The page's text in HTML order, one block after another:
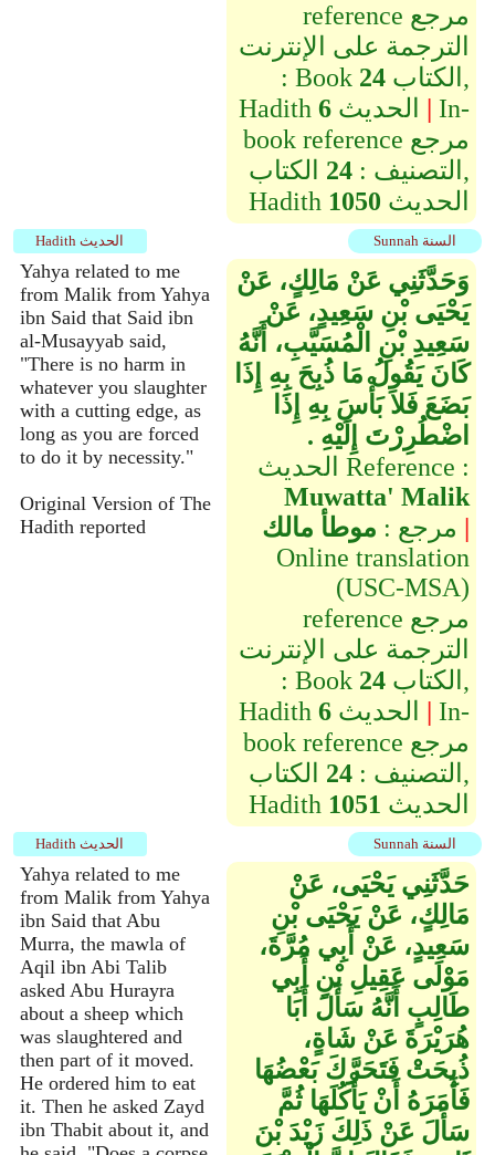
reference مرجع
الترجمة على الإنترنت
: Book 24الكتاب,
Hadith 6 | In-
book reference مرجع
التصنيف :24 الكتاب,
Hadith 1050 الحديث
Sunnah السنة Hadith الحديث
Yahya related to me
from Malik from Yahya
ibn Said that Said ibn
al-Musayyab said,
"There is no harm in
whatever you slaughter
with a cutting edge, as
long as you are forced
to do it by necessity."
Original Version of The
Hadith reported
وَحَدَّثَنِي عَنْ مَالِكٍ، عَنْ
يَحْيَى بْنِ سَعِيدٍ، عَنْ
سَعِيدِ بْنِ الْمُسَيَّبِ، أَنَّهُ
كَانَ يَقُولُ مَا ذُبِحَ بِهِ إِذَا
بَضَعَ فَلاَ بَأْسَ بِهِ إِذَا
اضْطُرِرْتَ إِلَيْهِ ‏.‏
الحديث Reference :
Muwatta' Malik
مرجع : موطأ مالك
|
Online translation
(USC-MSA)
reference مرجع
الترجمة على الإنترنت
: Book 24الكتاب,
Hadith 6 | In-
book reference مرجع
التصنيف :24 الكتاب,
Hadith 1051 الحديث
Sunnah السنة Hadith الحديث
Yahya related to me
from Malik from Yahya
ibn Said that Abu
Murra, the mawla of
Aqil ibn Abi Talib
asked Abu Hurayra
about a sheep which
was slaughtered and
then part of it moved.
He ordered him to eat
it. Then he asked Zayd
ibn Thabit about it, and
حَدَّثَنِي يَحْيَى، عَنْ
مَالِكٍ، عَنْ يَحْيَى بْنِ
سَعِيدٍ، عَنْ أَبِي مُرَّةَ،
مَوْلَى عَقِيلِ بْنِ أَبِي
طَالِبٍ أَنَّهُ سَأَلَ أَبَا
هُرَيْرَةَ عَنْ شَاةٍ،
ذُبِحَتْ فَتَحَرَّكَ بَعْضُهَا
فَأَمَرَهُ أَنْ يَأْكُلَهَا ثُمَّ
سَأَلَ عَنْ ذَلِكَ زَيْدَ بْنَ